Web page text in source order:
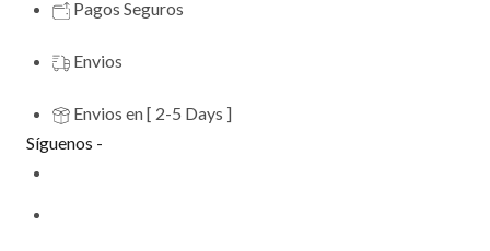
Pagos Seguros
Envios
Envios en [ 2-5 Days ]
Síguenos -